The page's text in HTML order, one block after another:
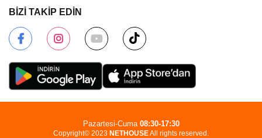
BİZİ TAKİP EDİN
Copyright© 2023 NETHOUSEAll rights reserved.
Pazartesi-Cuma 08:30-17:30